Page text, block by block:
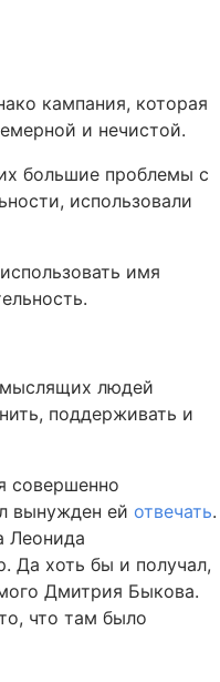
кампания, которая
и нечистой.
большие проблемы с
использовали
имя
мыслящих людей
поддерживать и
совершенно
вынужден ей отвечать.
Леонида
Да хоть бы и получал,
Дмитрия Быкова.
что там было